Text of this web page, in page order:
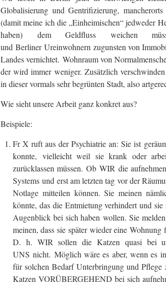
Globalisierung und Gentrifizierung,
(damit meine ich die „Einheimischen“ jedweder
haben) dem Geldfluss weichen
und Berliner Ureinwohnern zugunsten von
Landes vernichtet. Wohnraum von
der wird immer weniger. Zusätzlich
in dieser vormals sehr begrünten Stadt, also
Wie sieht unsere Arbeit ganz konkret aus?
Beispiele:
Fr X ruft aus der Psychiatrie an: Sie ist
konnte, vielleicht weil sie krank oder
zurücklassen müssen. Ob WIR die
Systems und erst am letzten tag vor der
Notlage mitteilen können. Sie meinen
könnte, das die Entmietung verhindert und
Augenblick bei sich haben wollen. Sie
meinen, dass sie später wieder eine
D. h. WIR sollen die Katzen quasi bei
UNS nicht. Möglich wäre es aber, wenn es
für solchen Bedarf Unterbringung und
Katzen VORÜBERGEHEND bei sich